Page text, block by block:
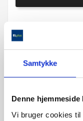
Samtykke
Denne
Vi bruger cookies